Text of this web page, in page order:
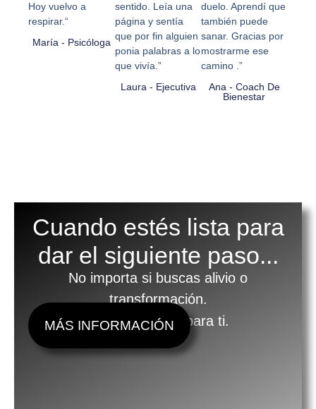
de
Hoy vuelvo a
respirar.“
María - Psicóloga
de
sentido. Leía una
página y sentía
que por fin alguien
ponia palabras a lo
que vivía.”
Laura - Ejecutiva
de
duelo. Aprendí que
también puede
sanar. Gracias por
mostrarme ese
camino .”
Ana - Coach De
Bienestar
Cuando estés lista para
dar el siguiente paso...
No importa si buscas alivio o
transformación.
Hay un camino para ti.
MÁS INFORMACIÓN